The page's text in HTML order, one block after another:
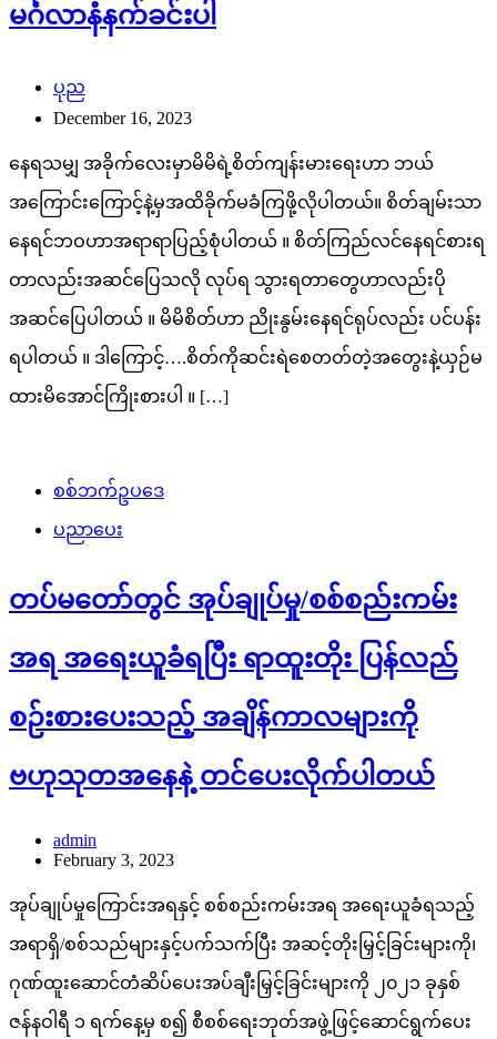
မင်္ဂလာနံနက်ခင်းပါ
ပုည
December 16, 2023
နေရသမျှ အခိုက်လေးမှာမိမိရဲ့စိတ်ကျန်းမားရေးဟာ ဘယ်
အကြောင်းကြောင့်နဲ့မှအထိခိုက်မခံကြဖို့လိုပါတယ်။ စိတ်ချမ်းသာ
နေရင်ဘဝဟာအရာရာပြည့်စုံပါတယ် ။ စိတ်ကြည်လင်နေရင်စားရ
တာလည်းအဆင်ပြေသလို လုပ်ရ သွားရတာတွေဟာလည်းပို
အဆင်ပြေပါတယ် ။ မိမိစိတ်ဟာ ညိုးနွမ်းနေရင်ရုပ်လည်း ပင်ပန်း
ရပါတယ် ။ ဒါကြောင့်….စိတ်ကိုဆင်းရဲစေတတ်တဲ့အတွေးနဲ့ယှဉ်မ
ထားမိအောင်ကြိုးစားပါ ။ […]
စစ်ဘက်ဥပဒေ
ပညာပေး
တပ်မတော်တွင် အုပ်ချုပ်မှု/စစ်စည်းကမ်း
အရ အရေးယူခံရပြီး ရာထူးတိုး ပြန်လည်
စဉ်းစားပေးသည့် အချိန်ကာလများကို
ဗဟုသုတအနေနဲ့ တင်ပေးလိုက်ပါတယ်
admin
February 3, 2023
အုပ်ချုပ်မှုကြောင်းအရနှင့် စစ်စည်းကမ်းအရ အရေးယူခံရသည့်
အရာရှိ/စစ်သည်များနှင့်ပက်သက်ပြီး အဆင့်တိုးမြှင့်ခြင်းများကို၊
ဂုဏ်ထူးဆောင်တံဆိပ်ပေးအပ်ချီးမြှင့်ခြင်းများကို ၂၀၂၁ ခုနှစ်
ဇန်နဝါရီ ၁ ရက်နေ့မှ စ၍ စီစစ်ရေးဘုတ်အဖွဲ့ဖြင့်ဆောင်ရွက်ပေး